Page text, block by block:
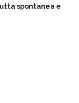
spontanea e